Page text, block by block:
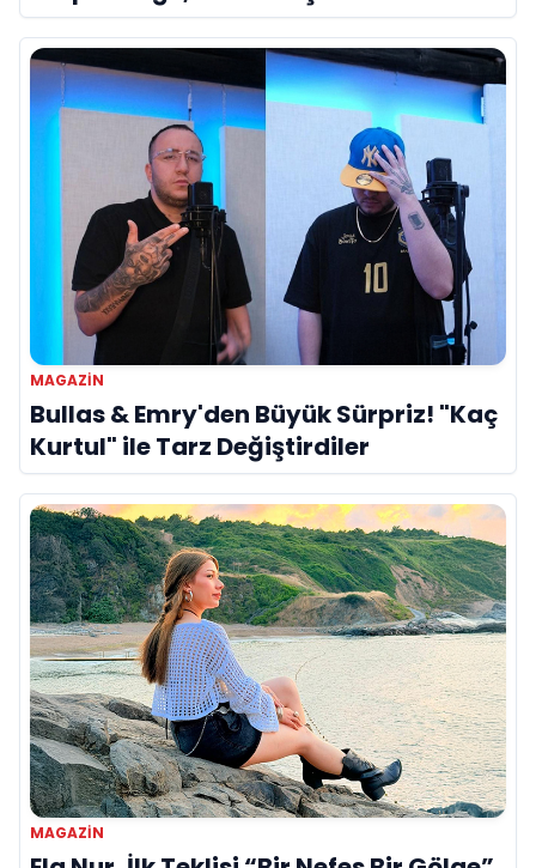
Referans”
MAGAZİN
Bullas & Emry'den Büyük Sürpriz! "Kaç
Kurtul" ile Tarz Değiştirdiler
MAGAZİN